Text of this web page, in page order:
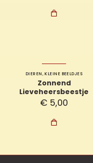

DIEREN,KLEINE BEELDJES
Zonnend
Lieveheersbeestje
€ 5,00
